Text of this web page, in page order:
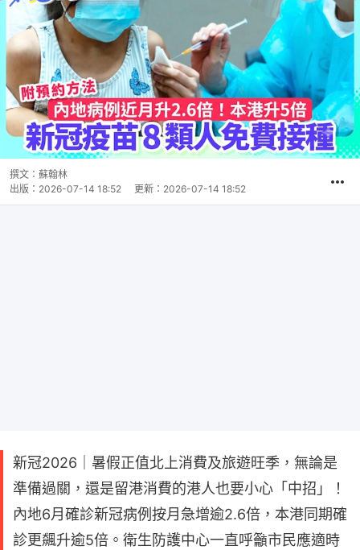
撰文： 蘇翰林
出版： 2026-07-14 18:52 更新： 2026-07-14 18:52
新冠2026｜暑假正值北上消費及旅遊旺季，無論是
準備過關，還是留港消費的港人也要小心「中招」！
內地6月確診新冠病例按月急增逾2.6倍，本港同期確
診更飆升逾5倍。衛生防護中心一直呼籲市民應適時